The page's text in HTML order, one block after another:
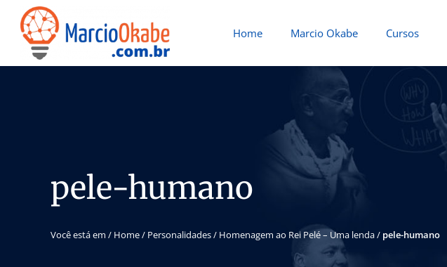
Home Marcio Okabe Cursos
pele-humano
Você está em / Home/ Personalidades/ Homenagem ao Rei Pelé – Uma lenda/ pele-humano